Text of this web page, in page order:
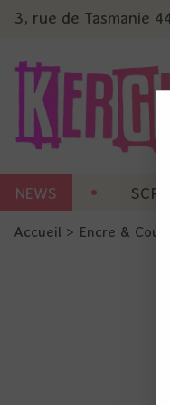
3, rue de Tasmanie
NEWS
Accueil > Encre &